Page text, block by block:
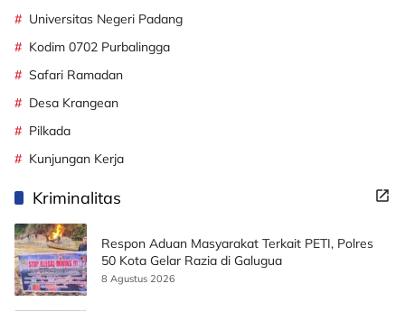
Universitas Negeri Padang
Kodim 0702 Purbalingga
Safari Ramadan
Desa Krangean
Pilkada
Kunjungan Kerja
Kriminalitas
Respon Aduan Masyarakat Terkait PETI, Polres
50 Kota Gelar Razia di Galugua
8 Agustus 2026